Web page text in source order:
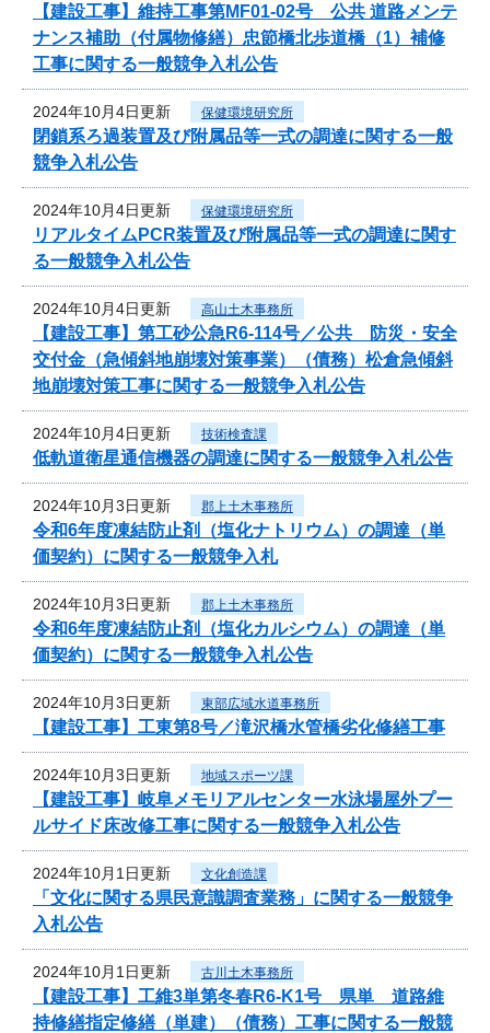
【建設工事】維持工事第MF01-02号 公共 道路メンテ
ナンス補助（付属物修繕）忠節橋北歩道橋（1）補修
工事に関する一般競争入札公告
2024年10月4日更新 保健環境研究所
閉鎖系ろ過装置及び附属品等一式の調達に関する一般
競争入札公告
2024年10月4日更新 保健環境研究所
リアルタイムPCR装置及び附属品等一式の調達に関す
る一般競争入札公告
2024年10月4日更新 高山土木事務所
【建設工事】第工砂公急R6-114号／公共 防災・安全
交付金（急傾斜地崩壊対策事業）（債務）松倉急傾斜
地崩壊対策工事に関する一般競争入札公告
2024年10月4日更新 技術検査課
低軌道衛星通信機器の調達に関する一般競争入札公告
2024年10月3日更新 郡上土木事務所
令和6年度凍結防止剤（塩化ナトリウム）の調達（単
価契約）に関する一般競争入札
2024年10月3日更新 郡上土木事務所
令和6年度凍結防止剤（塩化カルシウム）の調達（単
価契約）に関する一般競争入札公告
2024年10月3日更新 東部広域水道事務所
【建設工事】工東第8号／滝沢橋水管橋劣化修繕工事
2024年10月3日更新 地域スポーツ課
【建設工事】岐阜メモリアルセンター水泳場屋外プー
ルサイド床改修工事に関する一般競争入札公告
2024年10月1日更新 文化創造課
「文化に関する県民意識調査業務」に関する一般競争
入札公告
2024年10月1日更新 古川土木事務所
【建設工事】工維3単第冬春R6-K1号 県単 道路維
持修繕指定修繕（単建）（債務）工事に関する一般競